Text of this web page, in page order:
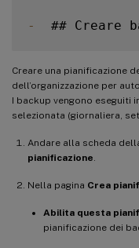
-
Creare una pianificazione
dell’organizzazione per
I backup vengono eseguiti
selezionata (giornaliera,
Andare alla scheda
pianificazione
Nella pagina Crea
Abilita questa
pianificazione dei